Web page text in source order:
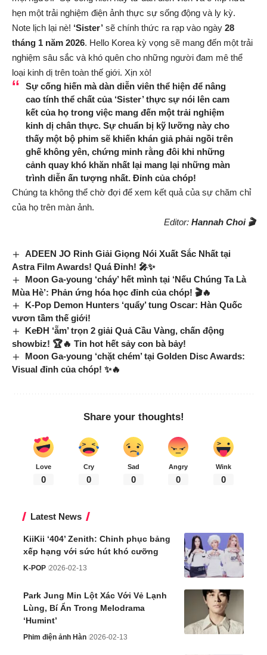
hẹn một trải nghiệm điện ảnh thực sự sống động và ly kỳ.
Note lịch lại nè! ‘Sister’ sẽ chính thức ra rạp vào ngày 28
tháng 1 năm 2026. Hello Korea kỳ vọng sẽ mang đến một trải
nghiệm sâu sắc và khó quên cho những người đam mê thể
loại kinh dị trên toàn thế giới. Xịn xò!
Sự cống hiến mà dàn diễn viên thể hiện để nâng
cao tính thể chất của ‘Sister’ thực sự nói lên cam
kết của họ trong việc mang đến một trải nghiệm
kinh dị chân thực. Sự chuẩn bị kỹ lưỡng này cho
thấy một bộ phim sẽ khiến khán giả phải ngồi trên
ghế không yên, chứng minh rằng đôi khi những
cảnh quay khó khăn nhất lại mang lại những màn
trình diễn ấn tượng nhất. Đỉnh của chóp!
Chúng ta không thể chờ đợi để xem kết quả của sự chăm chỉ
của họ trên màn ảnh.
Editor: Hannah Choi 🎬
ADEEN JO Rinh Giải Giọng Nói Xuất Sắc Nhất tại
Astra Film Awards! Quá Đỉnh! 🎤✨
Moon Ga-young ‘cháy’ hết mình tại ‘Nếu Chúng Ta Là
Mùa Hè’: Phản ứng hóa học đỉnh của chóp! 🎬🔥
K-Pop Demon Hunters ‘quẩy’ tung Oscar: Hàn Quốc
vươn tầm thế giới!
KeĐH ‘ẵm’ trọn 2 giải Quả Cầu Vàng, chấn động
showbiz! 🏆🔥 Tin hot hết sảy con bà bảy!
Moon Ga-young ‘chặt chém’ tại Golden Disc Awards:
Visual đỉnh của chóp! ✨🔥
Share your thoughts!
Love
0
Cry
0
Sad
0
Angry
0
Wink
0
Latest News
KiiKii ‘404’ Zenith: Chinh phục bảng
xếp hạng với sức hút khó cưỡng
K-POP 2026-02-13
Park Jung Min Lột Xác Với Vẻ Lạnh
Lùng, Bí Ẩn Trong Melodrama
‘Humint’
Phim điện ảnh Hàn 2026-02-13